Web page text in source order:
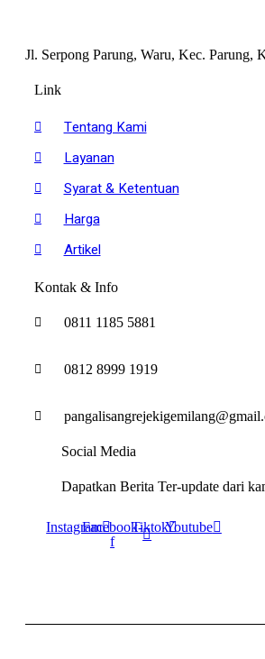
Jl. Serpong Parung, Waru, Kec. Parung,
Link
Tentang Kami
Layanan
Syarat & Ketentuan
Harga
Artikel
Kontak & Info
0811 1185 5881
0812 8999 1919
Social Media
Dapatkan Berita Ter-update dari
InstagramFacebook-
f
TiktokYoutube